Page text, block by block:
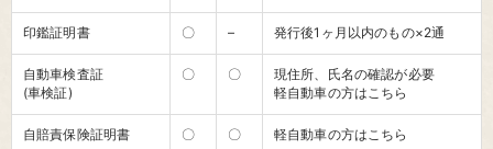
印鑑証明書 〇 – 発行後1ヶ月以内のもの×2通
自動車検査証
(車検証)
〇 〇
現住所、氏名の確認が必要
軽自動車の方はこちら
自賠責保険証明書 〇 〇 軽自動車の方はこちら